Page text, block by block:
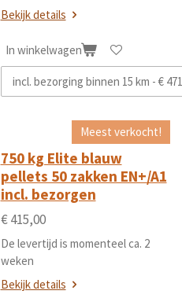
Bekijk details
In winkelwagen
Meest verkocht!
750 kg Elite blauw
pellets 50 zakken EN+/A1
incl. bezorgen
€ 415,00
De levertijd is momenteel ca. 2
weken
Bekijk details